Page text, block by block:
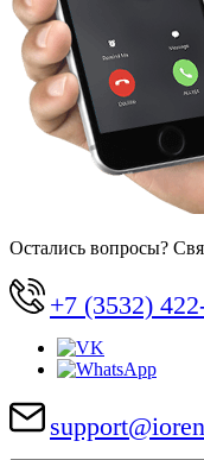
Остались вопросы?
+7 (3532)